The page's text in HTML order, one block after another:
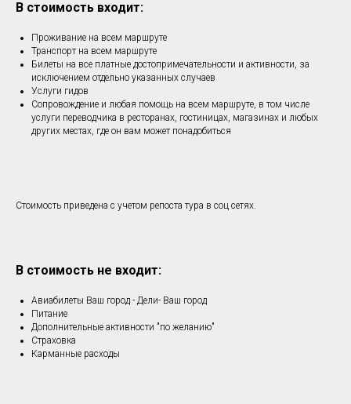
В стоимость входит:
Проживание на всем маршруте
Транспорт на всем маршруте
Билеты на все платные достопримечательности и активности, за
исключением отдельно указанных случаев
Услуги гидов
Сопровождение и любая помощь на всем маршруте, в том числе
услуги переводчика в ресторанах, гостиницах, магазинах и любых
других местах, где он вам может понадобиться
Стоимость приведена с учетом репоста тура в соц сетях.
В стоимость не входит:
Авиабилеты Ваш город - Дели- Ваш город
Питание
Дополнительные активности "по желанию"
Страховка
Карманные расходы